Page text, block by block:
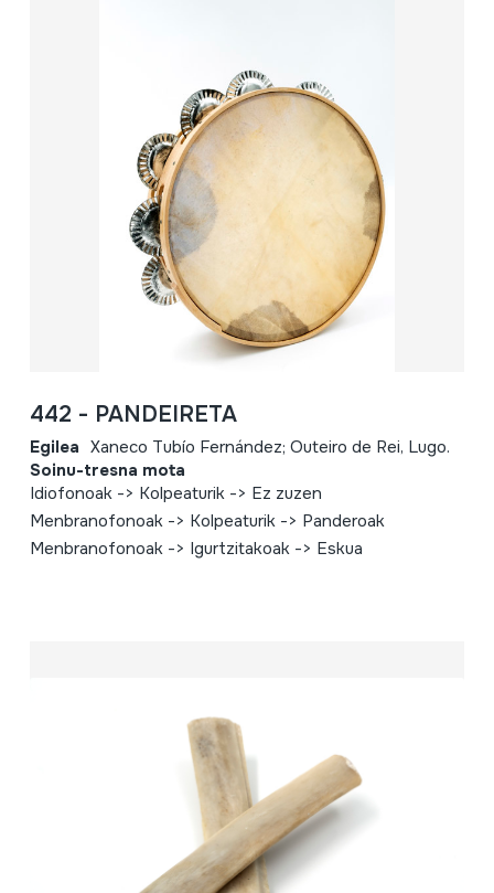
442 - PANDEIRETA
Egilea Xaneco Tubío Fernández; Outeiro de Rei, Lugo.
Soinu-tresna mota
Idiofonoak -> Kolpeaturik -> Ez zuzen
Menbranofonoak -> Kolpeaturik -> Panderoak
Menbranofonoak -> Igurtzitakoak -> Eskua